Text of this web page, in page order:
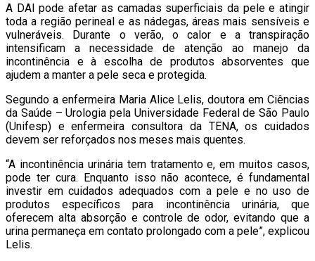
A DAI pode afetar as camadas superficiais da pele e atingir
toda a região perineal e as nádegas, áreas mais sensíveis e
vulneráveis. Durante o verão, o calor e a transpiração
intensificam a necessidade de atenção ao manejo da
incontinência e à escolha de produtos absorventes que
ajudem a manter a pele seca e protegida.
Segundo a enfermeira Maria Alice Lelis, doutora em Ciências
da Saúde – Urologia pela Universidade Federal de São Paulo
(Unifesp) e enfermeira consultora da TENA, os cuidados
devem ser reforçados nos meses mais quentes.
“A incontinência urinária tem tratamento e, em muitos casos,
pode ter cura. Enquanto isso não acontece, é fundamental
investir em cuidados adequados com a pele e no uso de
produtos específicos para incontinência urinária, que
oferecem alta absorção e controle de odor, evitando que a
urina permaneça em contato prolongado com a pele”, explicou
Lelis.